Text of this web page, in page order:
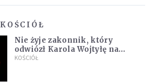
KOŚCIÓŁ
Nie żyje zakonnik, który
odwiózł Karola Wojtyłę na
konklawe. Jan Paweł II nazywał
KOŚCIÓŁ